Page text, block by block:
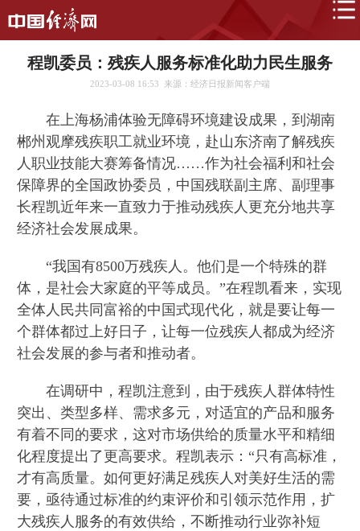
程凯委员：残疾人服务标准化助力民生服务
2023-03-08 16:53 来源：经济日报新闻客户端
在上海杨浦体验无障碍环境建设成果，到湖南
郴州观摩残疾职工就业环境，赴山东济南了解残疾
人职业技能大赛筹备情况……作为社会福利和社会
保障界的全国政协委员，中国残联副主席、副理事
长程凯近年来一直致力于推动残疾人更充分地共享
经济社会发展成果。
“我国有8500万残疾人。他们是一个特殊的群
体，是社会大家庭的平等成员。”在程凯看来，实现
全体人民共同富裕的中国式现代化，就是要让每一
个群体都过上好日子，让每一位残疾人都成为经济
社会发展的参与者和推动者。
在调研中，程凯注意到，由于残疾人群体特性
突出、类型多样、需求多元，对适宜的产品和服务
有着不同的要求，这对市场供给的质量水平和精细
化程度提出了更高要求。程凯表示：“只有高标准，
才有高质量。如何更好满足残疾人对美好生活的需
要，亟待通过标准的约束评价和引领示范作用，扩
大残疾人服务的有效供给，不断推动行业弥补短